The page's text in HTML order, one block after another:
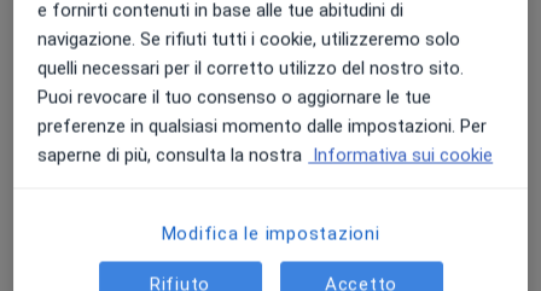
- Genitorialità
- Separazione e divorzio
- Problemi relazionali e di coppia
A tutti può capitare di inciampare nella strada della
vita, e per questo farsi sostenere in quei tratti può
Psicoterapia
Dettagli
EMDR (Psicoterapia dei disturbi post-traumatici)
Dettagli
e fornirti contenuti in base alle tue abitudini di
navigazione. Se rifiuti tutti i cookie, utilizzeremo solo
quelli necessari per il corretto utilizzo del nostro sito.
Puoi revocare il tuo consenso o aggiornare le tue
preferenze in qualsiasi momento dalle impostazioni. Per
saperne di più, consulta la nostra Informativa sui cookie
Modifica le impostazioni
Rifiuto Accetto